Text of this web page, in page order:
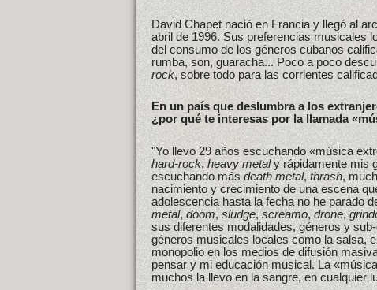
David Chapet nació en Francia y llegó al
abril de 1996. Sus preferencias musicales
del consumo de los géneros cubanos
rumba, son, guaracha... Poco a poco
rock, sobre todo para las corrientes
En un país que deslumbra a los
¿por qué te interesas por la llamada
"Yo llevo 29 años escuchando «música
hard-rock,heavy metaly rápidamente mis
escuchando másdeath metal,thrash,
nacimiento y crecimiento de una escena
adolescencia hasta la fecha no he parado
metal,doom,sludge,screamo,drone,
sus diferentes modalidades, géneros y
géneros musicales locales como la salsa,
monopolio en los medios de difusión
pensar y mi educación musical. La
muchos la llevo en la sangre, en cualquier